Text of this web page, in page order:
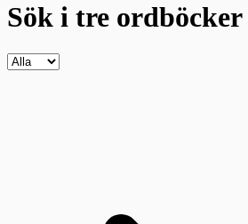
Sök i tre ordböcker